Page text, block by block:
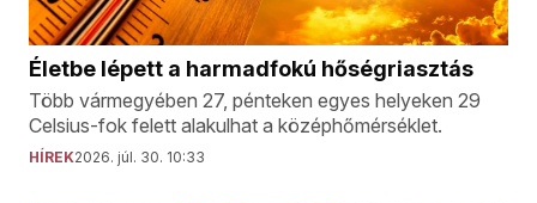
Életbe lépett a harmadfokú hőségriasztás
Több vármegyében 27, pénteken egyes helyeken 29
Celsius-fok felett alakulhat a középhőmérséklet.
HÍREK2026. júl. 30. 10:33